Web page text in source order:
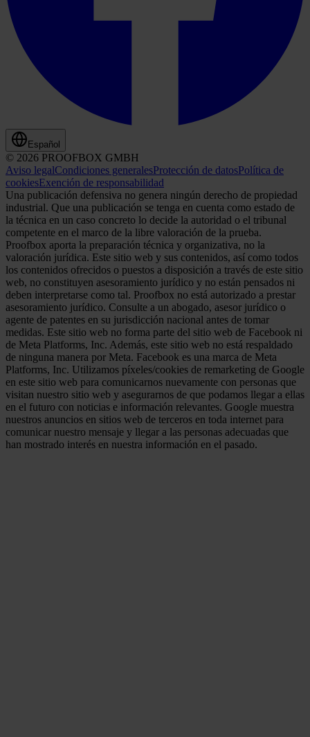
Español
© 2026 PROOFBOX GMBH
Aviso legalCondiciones generalesProtección de datosPolítica de
cookiesExención de responsabilidad
Una publicación defensiva no genera ningún derecho de propiedad
industrial. Que una publicación se tenga en cuenta como estado de
la técnica en un caso concreto lo decide la autoridad o el tribunal
competente en el marco de la libre valoración de la prueba.
Proofbox aporta la preparación técnica y organizativa, no la
valoración jurídica. Este sitio web y sus contenidos, así como todos
los contenidos ofrecidos o puestos a disposición a través de este sitio
web, no constituyen asesoramiento jurídico y no están pensados ni
deben interpretarse como tal. Proofbox no está autorizado a prestar
asesoramiento jurídico. Consulte a un abogado, asesor jurídico o
agente de patentes en su jurisdicción nacional antes de tomar
medidas. Este sitio web no forma parte del sitio web de Facebook ni
de Meta Platforms, Inc. Además, este sitio web no está respaldado
de ninguna manera por Meta. Facebook es una marca de Meta
Platforms, Inc. Utilizamos píxeles/cookies de remarketing de Google
en este sitio web para comunicarnos nuevamente con personas que
visitan nuestro sitio web y asegurarnos de que podamos llegar a ellas
en el futuro con noticias e información relevantes. Google muestra
nuestros anuncios en sitios web de terceros en toda internet para
comunicar nuestro mensaje y llegar a las personas adecuadas que
han mostrado interés en nuestra información en el pasado.